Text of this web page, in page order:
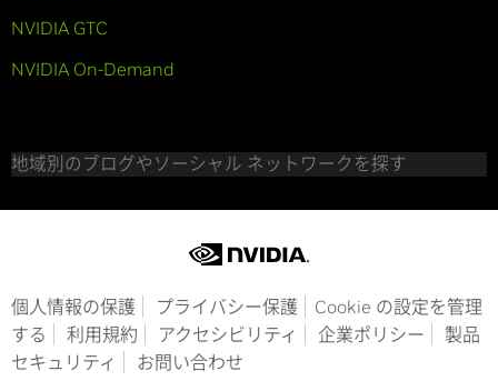
NVIDIA GTC
NVIDIA On-Demand
地域別のブログやソーシャル ネットワークを探す
個人情報の保護 プライバシー保護
Cookie の設定を管理
する
利用規約 アクセシビリティ 企業ポリシー
製品
セキュリティ
お問い合わせ